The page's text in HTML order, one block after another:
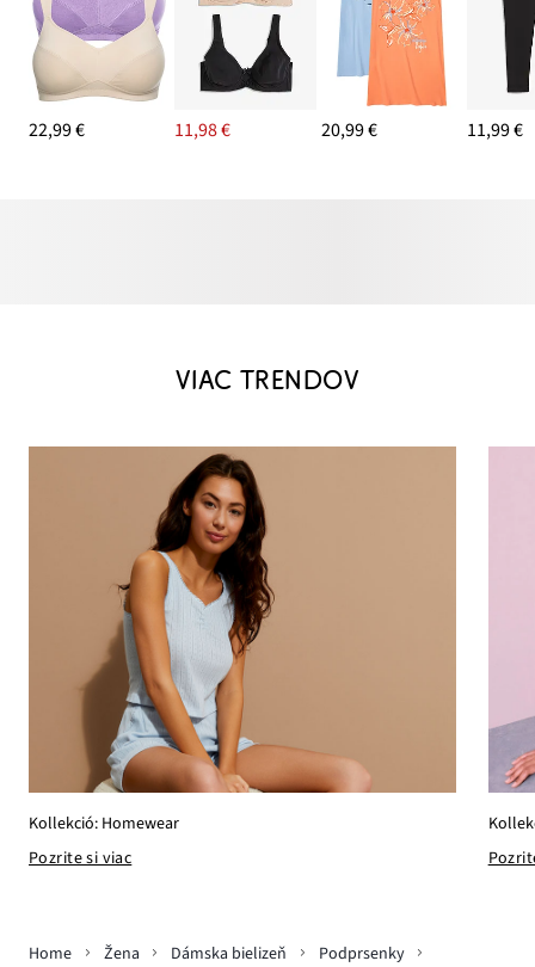
22,99 € 11,98 € 20,99 € 11,99 €
VIAC TRENDOV
Kollekció: Homewear
Pozrite si viac
Home Žena Dámska bielizeň
Podprsenky